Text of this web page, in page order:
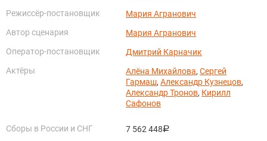
Режиссёр-постановщик
Мария Агранович
Автор сценария
Мария Агранович
Оператор-постановщик
Дмитрий Карначик
Актёры
Алёна Михайлова,Сергей
Гармаш,Александр Кузнецов,
Александр Тронов, Кирилл
Сафонов
Сборы в России и СНГ 7 562 448руб.